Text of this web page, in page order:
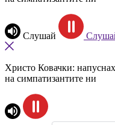
Слушай
Христо Ковачки:
на симпатизантите ни